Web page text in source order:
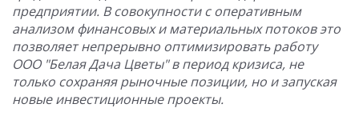
предприятии. В совокупности с оперативным
анализом финансовых и материальных потоков это
позволяет непрерывно оптимизировать работу
ООО "Белая Дача Цветы" в период кризиса, не
только сохраняя рыночные позиции, но и запуская
новые инвестиционные проекты.